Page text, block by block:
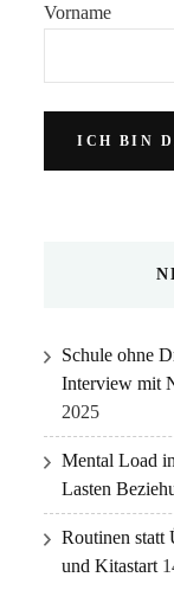
Vorname
Schule ohne
Interview mit
2025
Mental Load
Lasten
Routinen statt
und Kitastart